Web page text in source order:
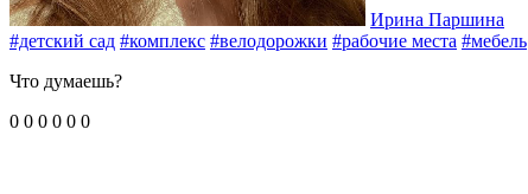
Ирина Паршина
#детский сад #комплекс #велодорожки #рабочие места #мебель
Что думаешь?
0 0 0 0 0 0